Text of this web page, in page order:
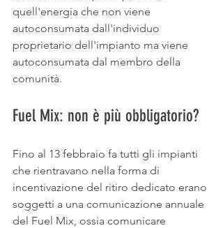
quell'energia che non viene
autoconsumata dall'individuo
proprietario dell'impianto ma viene
autoconsumata dal membro della
comunità.
Fuel Mix: non è più obbligatorio?
Fino al 13 febbraio fa tutti gli impianti
che rientravano nella forma di
incentivazione del ritiro dedicato erano
soggetti a una comunicazione annuale
del Fuel Mix, ossia comunicare